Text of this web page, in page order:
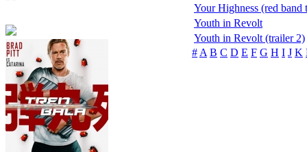
Your Highness (red band
Youth in Revolt
Youth in Revolt (trailer 2)
# A B C D E F G H I J K